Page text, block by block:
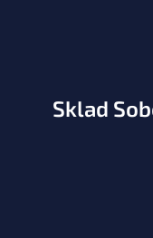
Sklad